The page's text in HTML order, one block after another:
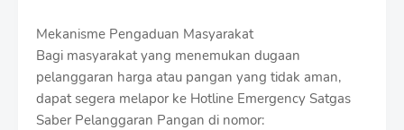
Mekanisme Pengaduan Masyarakat
Bagi masyarakat yang menemukan dugaan
pelanggaran harga atau pangan yang tidak aman,
dapat segera melapor ke Hotline Emergency Satgas
Saber Pelanggaran Pangan di nomor: